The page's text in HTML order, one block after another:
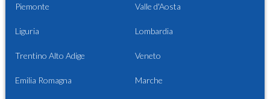
Piemonte Valle d'Aosta
Liguria Lombardia
Trentino Alto Adige Veneto
Emilia Romagna Marche